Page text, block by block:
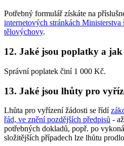
Potřebný formulář získáte na
internetových stránkách Ministerstva
tělovýchovy.
12. Jaké jsou poplatky a
Správní poplatek činí 1 000 Kč.
13. Jaké jsou lhůty pro
Lhůta pro vyřízení žádosti se řídí
řád, ve znění pozdějších předpisů -
potřebných dokladů, popř. po
složitějších případech lze lhůtu